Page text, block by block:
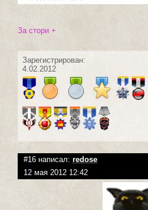
За стори +
Зарегистрирован:
4.02.2012
#16 написал: redose
12 мая 2012 12:42